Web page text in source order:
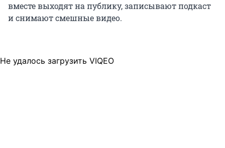
вместе выходят на публику, записывают подкаст
и снимают смешные видео.
Не удалось загрузить VIQEO